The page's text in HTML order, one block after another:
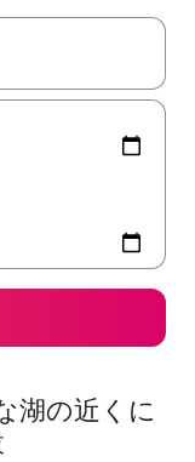
を使って移動するか
湖の近くに